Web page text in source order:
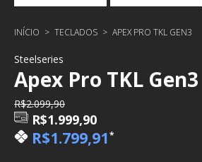
INÍCIO > TECLADOS > APEX PRO TKL GEN3
Steelseries
Apex Pro TKL Gen3
R$2.099,90
R$1.999,90
R$1.799,91*